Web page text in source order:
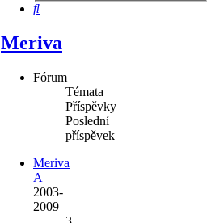
Hledat
Meriva
Fórum
Témata
Příspěvky
Poslední
příspěvek
Meriva
A
2003-
2009